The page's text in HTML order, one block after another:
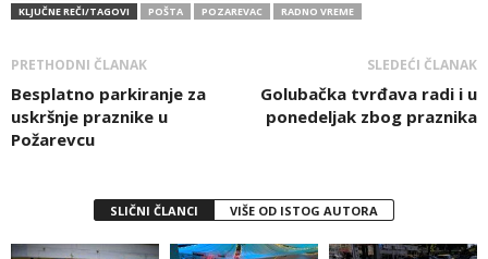
KLJUČNE REČI/TAGOVI
POŠTA POZAREVAC RADNO VREME
PRETHODNI ČLANAK
Besplatno parkiranje za
uskršnje praznike u
Požarevcu
SLEDEĆI ČLANAK
Golubačka tvrđava radi i u
ponedeljak zbog praznika
SLIČNI ČLANCI VIŠE OD ISTOG AUTORA